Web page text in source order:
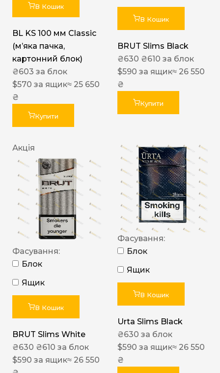
В Кошик
BL KS 100 мм Classic
(м’яка пачка,
картонний блок)
₴603 за блок
$570 за ящик≈ 25 650
₴
Купити
В Кошик
BRUT Slims Black
₴630 ₴610 за блок
$590 за ящик≈ 26 550
₴
Купити
Акція
Фасування:
Блок
Ящик
В Кошик
BRUT Slims White
₴630 ₴610 за блок
$590 за ящик≈ 26 550
Фасування:
Блок
Ящик
В Кошик
Urta Slims Black
₴630 за блок
$590 за ящик≈ 26 550
₴